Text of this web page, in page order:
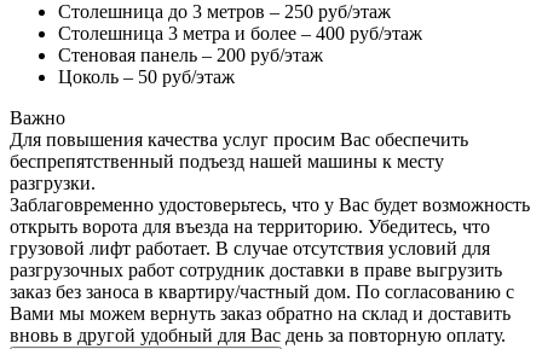
Столешница до 3 метров – 250 руб/этаж
Столешница 3 метра и более – 400 руб/этаж
Стеновая панель – 200 руб/этаж
Цоколь – 50 руб/этаж
Важно
Для повышения качества услуг просим Вас обеспечить
беспрепятственный подъезд нашей машины к месту
разгрузки.
Заблаговременно удостоверьтесь, что у Вас будет возможность
открыть ворота для въезда на территорию. Убедитесь, что
грузовой лифт работает. В случае отсутствия условий для
разгрузочных работ сотрудник доставки в праве выгрузить
заказ без заноса в квартиру/частный дом. По согласованию с
Вами мы можем вернуть заказ обратно на склад и доставить
вновь в другой удобный для Вас день за повторную оплату.